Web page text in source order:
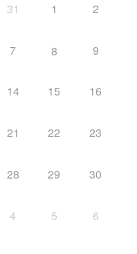
31 1 2
7 8 9
14 15 16
21 22 23
28 29 30
4 5 6